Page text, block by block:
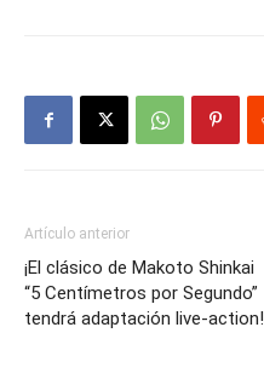
Artículo anterior
¡El clásico de Makoto Shinkai
“5 Centímetros por Segundo”
tendrá adaptación live-action!